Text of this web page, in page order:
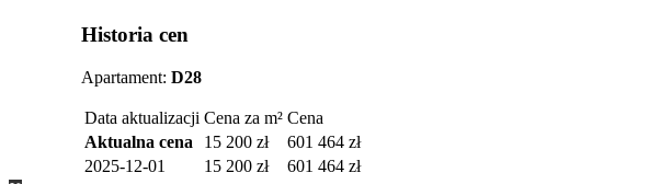
Historia cen
Apartament:D28
Data aktualizacji Cena za m² Cena
Aktualna cena
15 200 zł
601 464 zł
2025-12-01
15 200 zł
601 464 zł